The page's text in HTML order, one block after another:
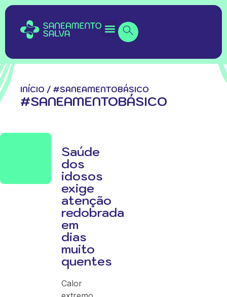
INÍCIO / #SANEAMENTOBÁSICO
#SANEAMENTOBÁSICO
Saúde
dos
idosos
exige
atenção
redobrada
em
dias
muito
quentes
Calor